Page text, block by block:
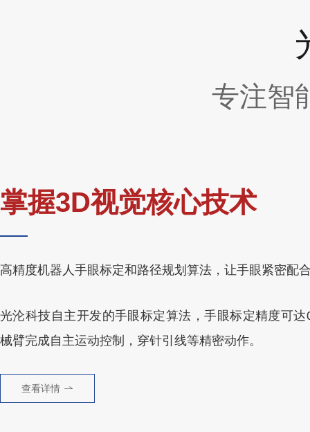
专注智
掌握3D视觉核心技术
高精度机器人手眼标定和路径规划算法，让手眼紧密配
光沦科技自主开发的手眼标定算法，手眼标定精度可
械臂完成自主运动控制，穿针引线等精密动作。
查看详情